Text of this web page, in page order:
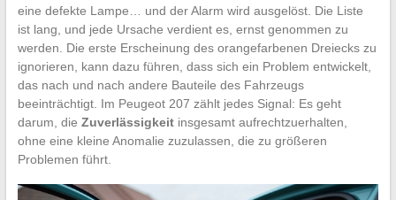
eine defekte Lampe… und der Alarm wird ausgelöst. Die Liste
ist lang, und jede Ursache verdient es, ernst genommen zu
werden. Die erste Erscheinung des orangefarbenen Dreiecks zu
ignorieren, kann dazu führen, dass sich ein Problem entwickelt,
das nach und nach andere Bauteile des Fahrzeugs
beeinträchtigt. Im Peugeot 207 zählt jedes Signal: Es geht
darum, die Zuverlässigkeitinsgesamt aufrechtzuerhalten,
ohne eine kleine Anomalie zuzulassen, die zu größeren
Problemen führt.